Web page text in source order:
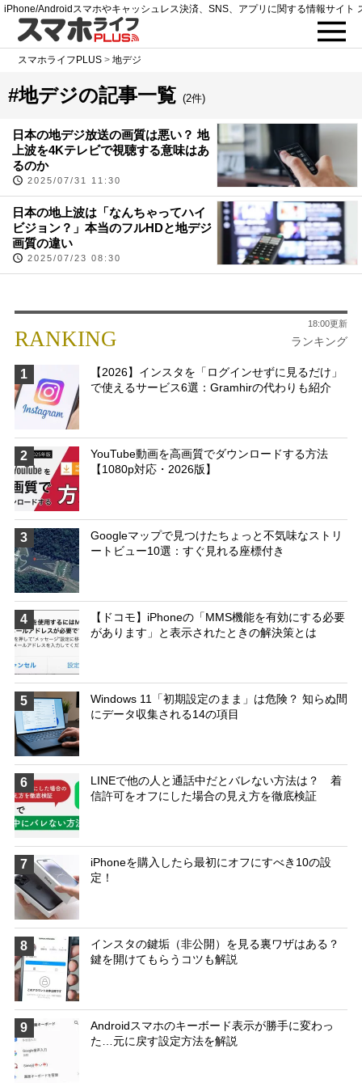
iPhone/Androidスマホやキャッシュレス決済、SNS、アプリに関する情報サイト
スマホライフPLUS >地デジ
#地デジの記事一覧 (2件)
日本の地デジ放送の画質は悪い？ 地
上波を4Kテレビで視聴する意味はあ
るのか
2025/07/31 11:30
日本の地上波は「なんちゃってハイ
ビジョン？」本当のフルHDと地デジ
画質の違い
2025/07/23 08:30
RANKING ランキング
18:00更新
1
【2026】インスタを「ログインせずに見るだけ」
で使えるサービス6選：Gramhirの代わりも紹介
2
YouTube動画を高画質でダウンロードする方法
【1080p対応・2026版】
3
Googleマップで見つけたちょっと不気味なストリ
ートビュー10選：すぐ見れる座標付き
4
【ドコモ】iPhoneの「MMS機能を有効にする必要
があります」と表示されたときの解決策とは
5
Windows 11「初期設定のまま」は危険？ 知らぬ間
にデータ収集される14の項目
6
LINEで他の人と通話中だとバレない方法は？ 着
信許可をオフにした場合の見え方を徹底検証
7
iPhoneを購入したら最初にオフにすべき10の設
定！
8
インスタの鍵垢（非公開）を見る裏ワザはある？
鍵を開けてもらうコツも解説
9
Androidスマホのキーボード表示が勝手に変わっ
た…元に戻す設定方法を解説